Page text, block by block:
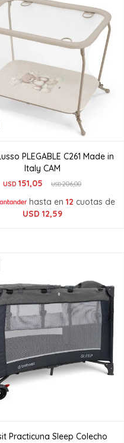
PLEGABLE C261 Made in
Italy CAM
USD 151,05 USD206,00
hasta en 12 cuotas de
USD 12,59
Practicuna Sleep Colecho